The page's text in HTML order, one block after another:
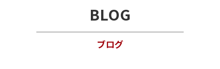
BLOG
ブログ